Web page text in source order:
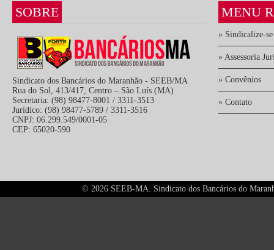
SOBRE
Sindicato dos Bancários do Maranhão - SEEB/MA
Rua do Sol, 413/417, Centro – São Luís (MA)
Secretaria: (98) 98477-8001 / 3311-3513
Jurídico: (98) 98477-5789 / 3311-3516
CNPJ: 06.299.549/0001-05
CEP: 65020-590
MENU
» Sindicalize-se
» Assessoria
» Convênios
» Contato
© 2026 SEEB-MA. Sindicato dos Bancários do